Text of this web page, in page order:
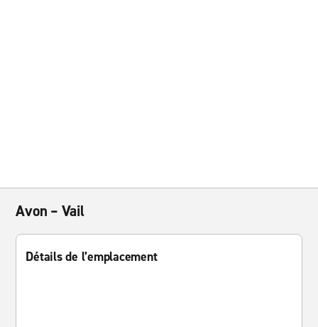
Avon – Vail
Détails de l’emplacement